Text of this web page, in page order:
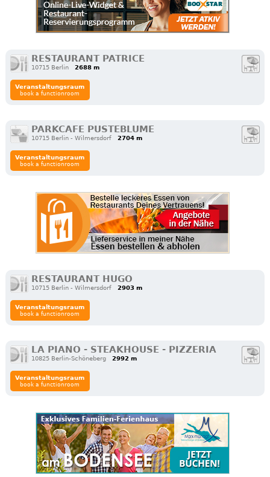
RESTAURANT PATRICE
10715 Berlin 2688 m
Veranstaltungsraum
book a functionroom
PARKCAFE PUSTEBLUME
10715 Berlin - Wilmersdorf 2704 m
Veranstaltungsraum
book a functionroom
RESTAURANT HUGO
10715 Berlin - Wilmersdorf 2903 m
Veranstaltungsraum
book a functionroom
LA PIANO - STEAKHOUSE - PIZZERIA
10825 Berlin-Schöneberg 2992 m
Veranstaltungsraum
book a functionroom